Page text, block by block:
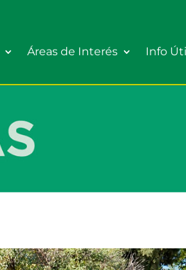
Áreas de Interés Info